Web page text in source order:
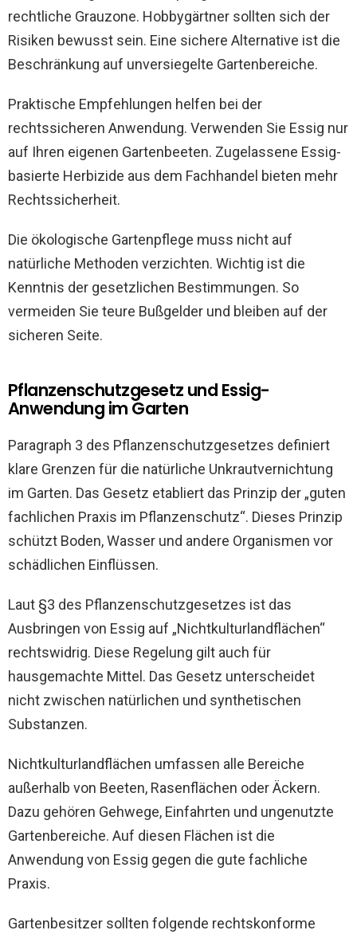
rechtliche Grauzone. Hobbygärtner sollten sich der
Risiken bewusst sein. Eine sichere Alternative ist die
Beschränkung auf unversiegelte Gartenbereiche.
Praktische Empfehlungen helfen bei der
rechtssicheren Anwendung. Verwenden Sie Essig nur
auf Ihren eigenen Gartenbeeten. Zugelassene Essig-
basierte Herbizide aus dem Fachhandel bieten mehr
Rechtssicherheit.
Die ökologische Gartenpflege muss nicht auf
natürliche Methoden verzichten. Wichtig ist die
Kenntnis der gesetzlichen Bestimmungen. So
vermeiden Sie teure Bußgelder und bleiben auf der
sicheren Seite.
Pflanzenschutzgesetz und Essig-
Anwendung im Garten
Paragraph 3 des Pflanzenschutzgesetzes definiert
klare Grenzen für die natürliche Unkrautvernichtung
im Garten. Das Gesetz etabliert das Prinzip der „guten
fachlichen Praxis im Pflanzenschutz“. Dieses Prinzip
schützt Boden, Wasser und andere Organismen vor
schädlichen Einflüssen.
Laut §3 des Pflanzenschutzgesetzes ist das
Ausbringen von Essig auf „Nichtkulturlandflächen“
rechtswidrig. Diese Regelung gilt auch für
hausgemachte Mittel. Das Gesetz unterscheidet
nicht zwischen natürlichen und synthetischen
Substanzen.
Nichtkulturlandflächen umfassen alle Bereiche
außerhalb von Beeten, Rasenflächen oder Äckern.
Dazu gehören Gehwege, Einfahrten und ungenutzte
Gartenbereiche. Auf diesen Flächen ist die
Anwendung von Essig gegen die gute fachliche
Praxis.
Gartenbesitzer sollten folgende rechtskonforme